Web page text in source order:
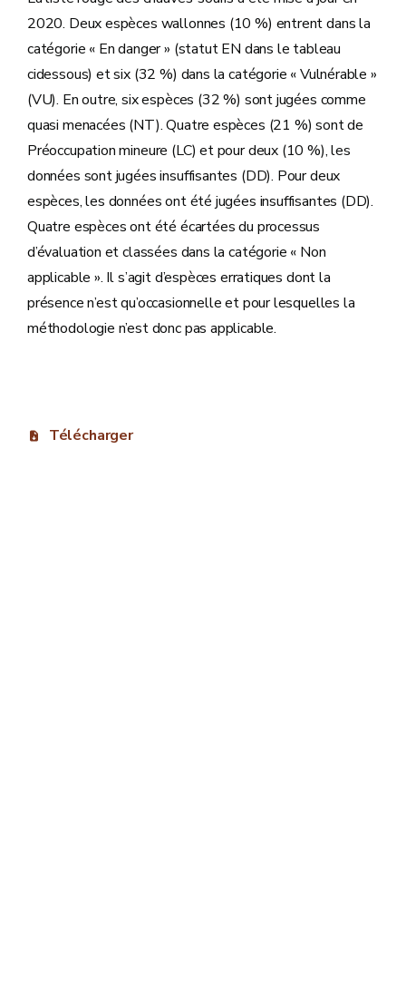
2020. Deux espèces wallonnes (10 %) entrent dans la
catégorie « En danger » (statut EN dans le tableau
cidessous) et six (32 %) dans la catégorie « Vulnérable »
(VU). En outre, six espèces (32 %) sont jugées comme
quasi menacées (NT). Quatre espèces (21 %) sont de
Préoccupation mineure (LC) et pour deux (10 %), les
données sont jugées insuffisantes (DD). Pour deux
espèces, les données ont été jugées insuffisantes (DD).
Quatre espèces ont été écartées du processus
d’évaluation et classées dans la catégorie « Non
applicable ». Il s’agit d’espèces erratiques dont la
présence n’est qu’occasionnelle et pour lesquelles la
méthodologie n’est donc pas applicable.
Télécharger